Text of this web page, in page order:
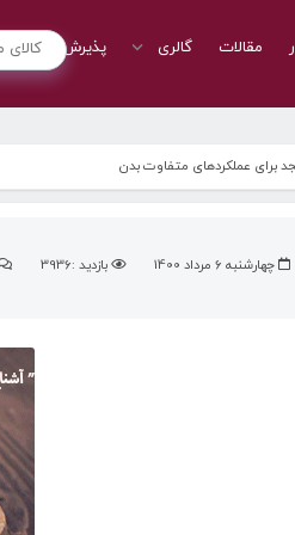
مقالات گالری پذیرش نمایندگی
برای عملکردهای متفاوت بدن
چهارشنبه 6 مرداد 1400 بازدید :3936